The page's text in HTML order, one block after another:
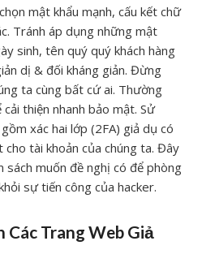
mật khẩu mạnh, cấu kết chữ
Tránh áp dụng những mật
sinh, tên quý quý khách hàng
dị & đối kháng giản. Đừng
ta cùng bất cứ ai. Thường
thiện nhanh bảo mật. Sử
xác hai lớp (2FA) giả dụ có
cho tài khoản của chúng ta. Đây
sách muốn đề nghị có để phòng
sự tiến công của hacker.
Các Trang Web Giả